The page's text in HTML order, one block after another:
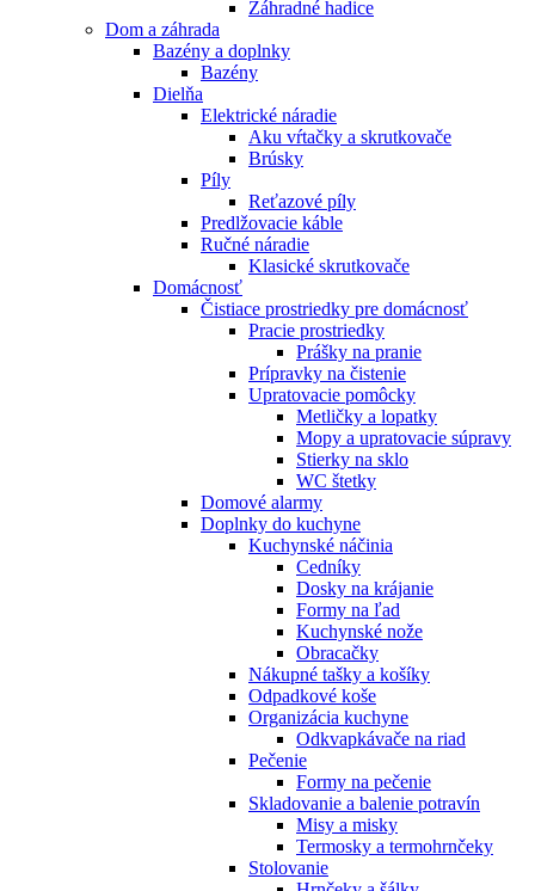
Záhradné hadice
Dom a záhrada
Bazény a doplnky
Bazény
Dielňa
Elektrické náradie
Aku vŕtačky a skrutkovače
Brúsky
Píly
Reťazové píly
Predlžovacie káble
Ručné náradie
Klasické skrutkovače
Domácnosť
Čistiace prostriedky pre domácnosť
Pracie prostriedky
Prášky na pranie
Prípravky na čistenie
Upratovacie pomôcky
Metličky a lopatky
Mopy a upratovacie súpravy
Stierky na sklo
WC štetky
Domové alarmy
Doplnky do kuchyne
Kuchynské náčinia
Cedníky
Dosky na krájanie
Formy na ľad
Kuchynské nože
Obracačky
Nákupné tašky a košíky
Odpadkové koše
Organizácia kuchyne
Odkvapkávače na riad
Pečenie
Formy na pečenie
Skladovanie a balenie potravín
Misy a misky
Termosky a termohrnčeky
Stolovanie